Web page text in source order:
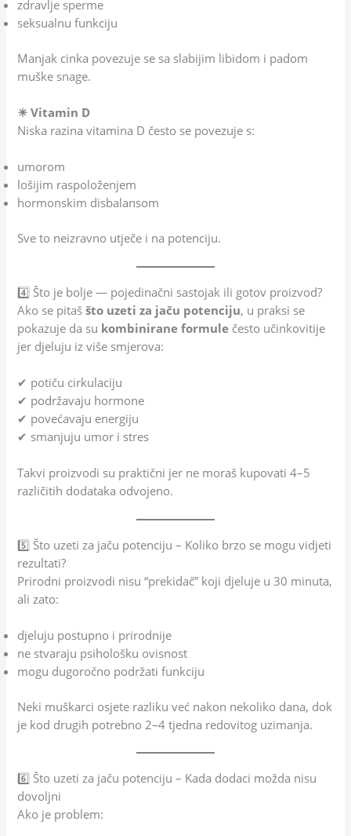
zdravlje sperme
seksualnu funkciju
Manjak cinka povezuje se sa slabijim libidom i padom
muške snage.
☀ Vitamin D
Niska razina vitamina D često se povezuje s:
umorom
lošijim raspoloženjem
hormonskim disbalansom
Sve to neizravno utječe i na potenciju.
4️⃣ Što je bolje — pojedinačni sastojak ili gotov proizvod?
Ako se pitaššto uzeti za jaču potenciju, u praksi se
pokazuje da su kombinirane formule često učinkovitije
jer djeluju iz više smjerova:
✔ potiču cirkulaciju
✔ podržavaju hormone
✔ povećavaju energiju
✔ smanjuju umor i stres
Takvi proizvodi su praktični jer ne moraš kupovati 4–5
različitih dodataka odvojeno.
5️⃣ Što uzeti za jaču potenciju – Koliko brzo se mogu vidjeti
rezultati?
Prirodni proizvodi nisu “prekidač” koji djeluje u 30 minuta,
ali zato:
djeluju postupno i prirodnije
ne stvaraju psihološku ovisnost
mogu dugoročno podržati funkciju
Neki muškarci osjete razliku već nakon nekoliko dana, dok
je kod drugih potrebno 2–4 tjedna redovitog uzimanja.
6️⃣ Što uzeti za jaču potenciju – Kada dodaci možda nisu
dovoljni
Ako je problem: